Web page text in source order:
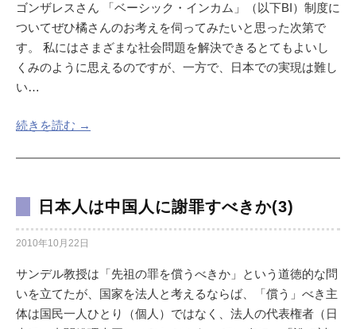
ゴンザレスさん 「ベーシック・インカム」（以下BI）制度に
ついてぜひ橘さんのお考えを伺ってみたいと思った次第で
す。 私にはさまざまな社会問題を解決できるとてもよいし
くみのように思えるのですが、一方で、日本での実現は難し
い…
続きを読む →
日本人は中国人に謝罪すべきか(3)
2010年10月22日
サンデル教授は「先祖の罪を償うべきか」という道徳的な問
いを立てたが、国家を法人と考えるならば、「償う」べき主
体は国民一人ひとり（個人）ではなく、法人の代表権者（日